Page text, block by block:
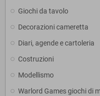
Giochi da tavolo
Decorazioni cameretta
Diari, agende e cartoleria
Costruzioni
Modellismo
Warlord Games giochi di